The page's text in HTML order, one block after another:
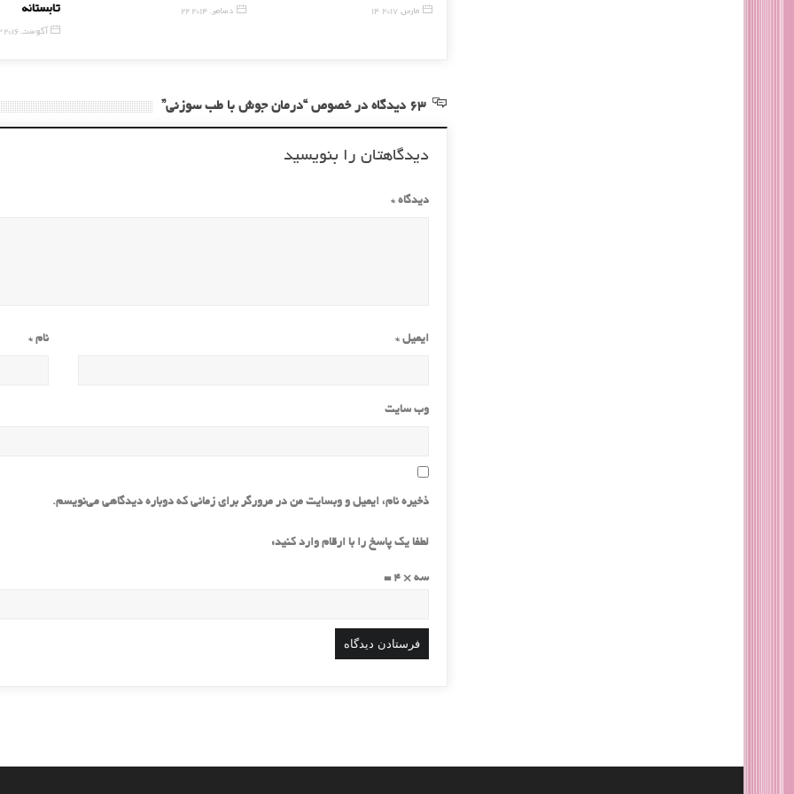
تابستانه
23 آگوست, 2016
22 دسامبر, 2014 14 مارس, 2017
63 دیدگاه در خصوص “درمان جوش با طب سوزنی”
دیدگاهتان را بنویسید
دیدگاه*
نام * ایمیل*
وب‌ سایت
ذخیره نام، ایمیل و وبسایت من در مرورگر برای زمانی که دوباره دیدگاهی می‌نویسم.
لطفا یک پاسخ را با ارقام وارد کنید:
سه × 4 =